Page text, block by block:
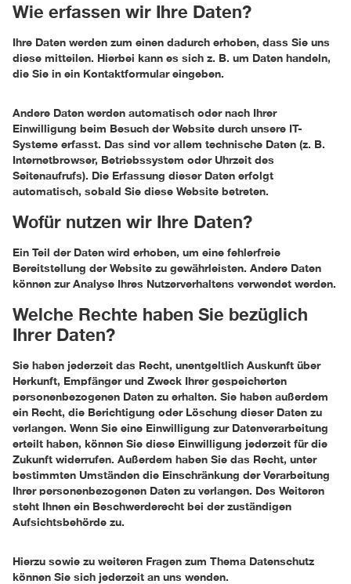
Wie erfassen wir Ihre Daten?
Ihre Daten werden zum einen dadurch erhoben, dass Sie uns
diese mitteilen. Hierbei kann es sich z. B. um Daten handeln,
die Sie in ein Kontaktformular eingeben.
Andere Daten werden automatisch oder nach Ihrer
Einwilligung beim Besuch der Website durch unsere IT-
Systeme erfasst. Das sind vor allem technische Daten (z. B.
Internetbrowser, Betriebssystem oder Uhrzeit des
Seitenaufrufs). Die Erfassung dieser Daten erfolgt
automatisch, sobald Sie diese Website betreten.
Wofür nutzen wir Ihre Daten?
Ein Teil der Daten wird erhoben, um eine fehlerfreie
Bereitstellung der Website zu gewährleisten. Andere Daten
können zur Analyse Ihres Nutzerverhaltens verwendet werden.
Welche Rechte haben Sie bezüglich
Ihrer Daten?
Sie haben jederzeit das Recht, unentgeltlich Auskunft über
Herkunft, Empfänger und Zweck Ihrer gespeicherten
personenbezogenen Daten zu erhalten. Sie haben außerdem
ein Recht, die Berichtigung oder Löschung dieser Daten zu
verlangen. Wenn Sie eine Einwilligung zur Datenverarbeitung
erteilt haben, können Sie diese Einwilligung jederzeit für die
Zukunft widerrufen. Außerdem haben Sie das Recht, unter
bestimmten Umständen die Einschränkung der Verarbeitung
Ihrer personenbezogenen Daten zu verlangen. Des Weiteren
steht Ihnen ein Beschwerderecht bei der zuständigen
Aufsichtsbehörde zu.
Hierzu sowie zu weiteren Fragen zum Thema Datenschutz
können Sie sich jederzeit an uns wenden.